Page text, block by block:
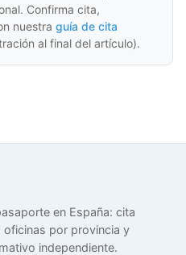
Confirma cita,
nuestra guía de cita
al final del artículo).
en España: cita
oficinas por provincia y
independiente.